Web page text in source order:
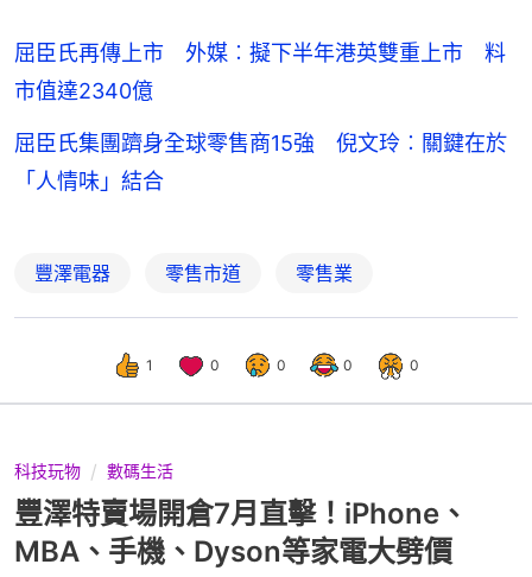
屈臣氏再傳上市 外媒︰擬下半年港英雙重上市 料
市值達2340億
屈臣氏集團躋身全球零售商15強 倪文玲︰關鍵在於
「人情味」結合
豐澤電器 零售市道 零售業
1 0 0 0 0
科技玩物 數碼生活
豐澤特賣場開倉7月直擊！iPhone、
MBA、手機、Dyson等家電大劈價